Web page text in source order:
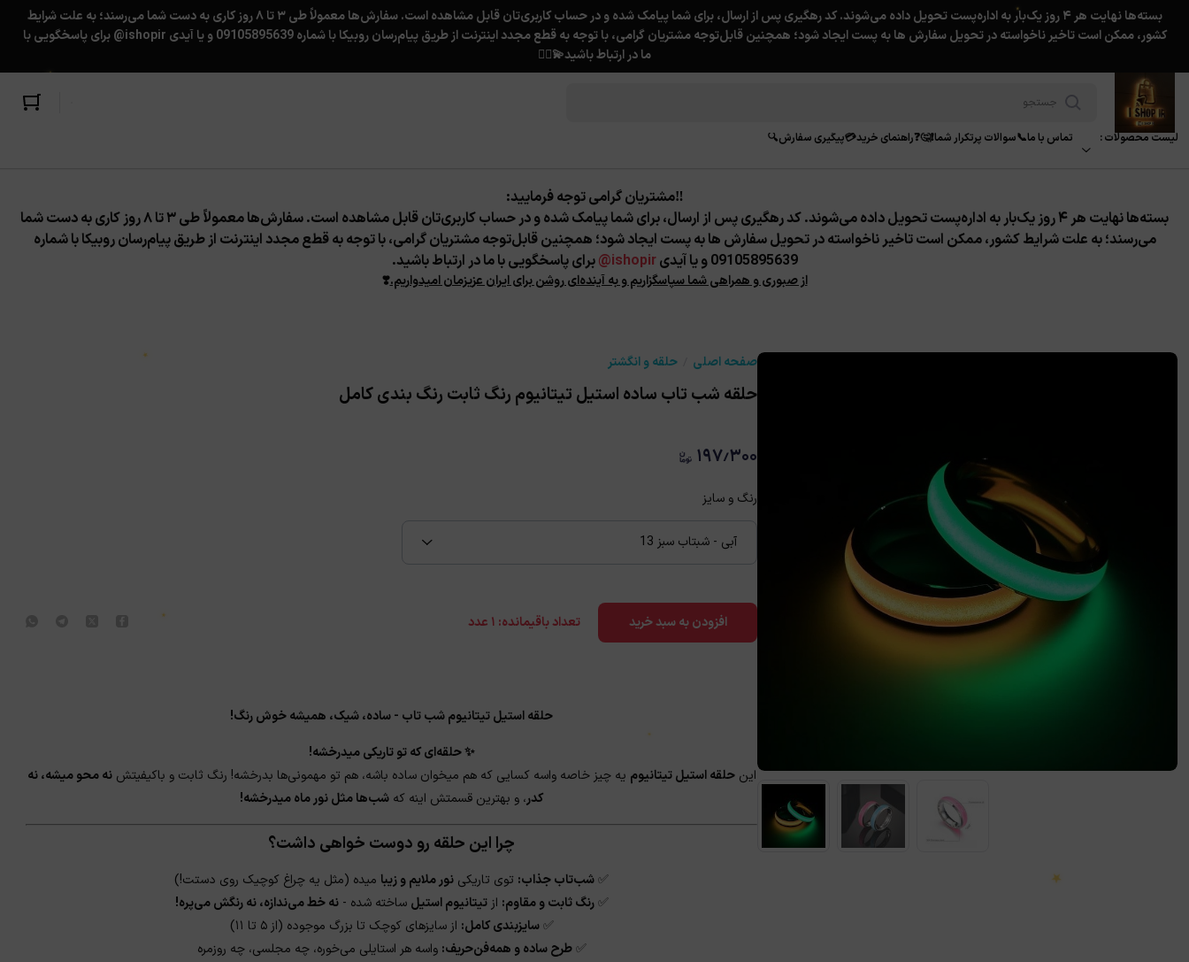
بسته‌ها نهایت هر ۴ روز یک‌بار به اداره‌پست تحویل داده می‌شوند. کد رهگیری پس از ارسال، برای شما پیامک شده و در حساب کاربری‌تان قابل مشاهده است. سفارش‌ها معمولاً طی ۳ تا ۸ روز کاری به دست شما می‌رسند؛ به علت شرایط
کشور، ممکن است تاخیر ناخواسته در تحویل سفارش ها به پست ایجاد شود؛ همچنین قابل‌توجه مشتریان گرامی، با توجه به قطع مجدد اینترنت از طریق پیام‌رسان روبیکا با شماره 09105895639 و یا آیدی ishopir@ برای پاسخگویی با
ما در ارتباط باشید💫❤️‍🔥
لیست محصولات : تماس با ما📞سوالات پرتکرار شما❗️🤔❓راهنمای خرید💳پیگیری سفارش🔍
‼️مشتریان گرامی توجه فرمایید:
بسته‌ها نهایت هر ۴ روز یک‌بار به اداره‌پست تحویل داده می‌شوند. کد رهگیری پس از ارسال، برای شما پیامک شده و در حساب کاربری‌تان قابل مشاهده است. سفارش‌ها معمولاً طی ۳ تا ۸ روز کاری به دست شما
می‌رسند؛به علت شرایط کشور، ممکن است تاخیر ناخواسته در تحویل سفارش ها به پست ایجاد شود؛ همچنین قابل‌توجه مشتریان گرامی، با توجه به قطع مجدد اینترنت از طریق پیام‌رسان روبیکا با شماره
09105895639 و یا آیدی
ishopir@ برای پاسخگویی با ما در ارتباط باشید.
از صبوری و همراهی شما سپاسگزاریم و به آینده‌ای روشن برای ایران عزیزمان امیدواریم.❣️
صفحه اصلی حلقه و انگشتر
حلقه شب تاب ساده استیل تیتانیوم رنگ ثابت رنگ بندی کامل
۱۹۷٫۳۰۰
رنگ و سایز
آبی - شبتاب سبز 13
افزودن به سبد خرید تعداد باقیمانده: ۱ عدد
حلقه استیل تیتانیوم شب تاب - ساده، شیک، همیشه خوش رنگ!
✨ حلقه‌ای که تو تاریکی میدرخشه!
اینحلقه استیل تیتانیوم یه چیز خاصه واسه کسایی که هم میخوان ساده باشه، هم تو مهمونی‌ها بدرخشه! رنگ ثابت و باکیفیتشنه محو میشه، نه
کدر، و بهترین قسمتش اینه که شب‌ها مثل نور ماه میدرخشه!
چرا این حلقه رو دوست خواهی داشت؟
✅شب‌تاب جذاب: توی تاریکی نور ملایم و زیبا میده (مثل یه چراغ کوچیک روی دستت!)
✅رنگ ثابت و مقاوم: ازتیتانیوم استیل ساخته شده -نه خط می‌ندازه، نه رنگش می‌پره!
✅سایزبندی کامل: از سایزهای کوچک تا بزرگ موجوده (از ۵ تا ۱۱)
✅طرح ساده و همه‌فن‌حریف: واسه هر استایلی می‌خوره، چه مجلسی، چه روزمره
★